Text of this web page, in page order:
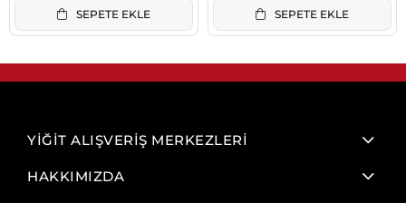
SEPETE EKLE SEPETE EKLE
YİĞİT ALIŞVERİŞ MERKEZLERİ
HAKKIMIZDA